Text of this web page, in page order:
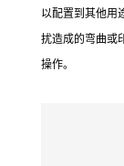
以配置到其他用
扰造成的弯曲或
操作。